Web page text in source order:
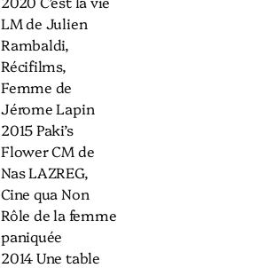
LM de Julien
Rambaldi,
Récifilms,
Femme de
Jérome Lapin
2015 Paki’s
Flower CM de
Nas LAZREG,
Cine qua Non
Rôle de la femme
paniquée
2014 Une table